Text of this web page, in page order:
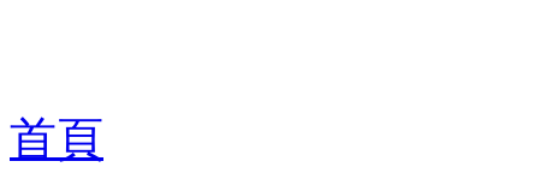
首頁